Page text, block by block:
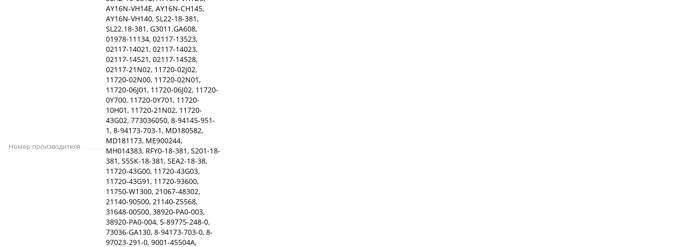
Номер производителя
AY16N-VH14E, AY16N-CH145,
AY16N-VH140, SL22-18-381,
SL22.18-381, G3011.GA608,
01978-11134, 02117-13523,
02117-14021, 02117-14023,
02117-14521, 02117-14528,
02117-21N02, 11720-02J02,
11720-02N00, 11720-02N01,
11720-06J01, 11720-06J02, 11720-
0Y700, 11720-0Y701, 11720-
10H01, 11720-21N02, 11720-
43G02, 773036050, 8-94145-951-
1, 8-94173-703-1, MD180582,
MD181173, ME900244,
MH014383, RFY0-18-381, S201-18-
381, S5SK-18-381, SEA2-18-38,
11720-43G00, 11720-43G03,
11720-43G91, 11720-93600,
11750-W1300, 21067-48302,
21140-90500, 21140-Z5568,
31648-00500, 38920-PA0-003,
38920-PA0-004, 5-89775-248-0,
73036-GA130, 8-94173-703-0, 8-
97023-291-0, 9001-45504A,